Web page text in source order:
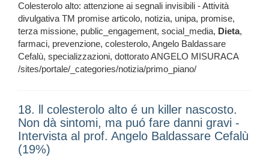
Colesterolo alto: attenzione ai segnali invisibili - Attività
divulgativa TM promise articolo, notizia, unipa, promise,
terza missione, public_engagement, social_media, Dieta,
farmaci, prevenzione, colesterolo, Angelo Baldassare
Cefalù, specializzazioni, dottorato ANGELO MISURACA
/sites/portale/_categories/notizia/primo_piano/
18. ll colesterolo alto é un killer nascosto.
Non dà sintomi, ma puó fare danni gravi -
Intervista al prof. Angelo Baldassare Cefalù
(19%)